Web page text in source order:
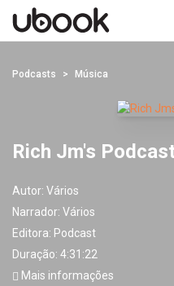
Podcasts Música
Rich Jm's
Autor: Vários
Narrador: Vários
Editora: Podcast
Duração: 4:31:22
Mais informações